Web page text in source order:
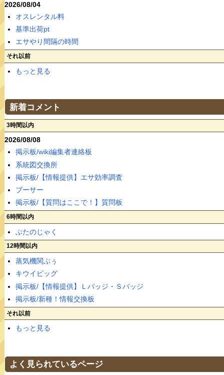
2026/08/04
オスレンタル料
基準出荷pt
エサやり間隔の時間
それ以前
もっと見る
新着コメント
3時間以内
2026/08/08
掲示板/wiki編集者連絡板
系統図交換所
掲示板/【情報提供】エサ効率調査
ブーサー
掲示板/【質問はここで！】質問板
6時間以内
ぶたのじゃく
12時間以内
蒸気機関ぶぅ
キウイピッグ
掲示板/【情報提供】Ｌバッジ・Ｓバッジ
掲示板/新種！情報交換板
それ以前
もっと見る
よく見られているページ